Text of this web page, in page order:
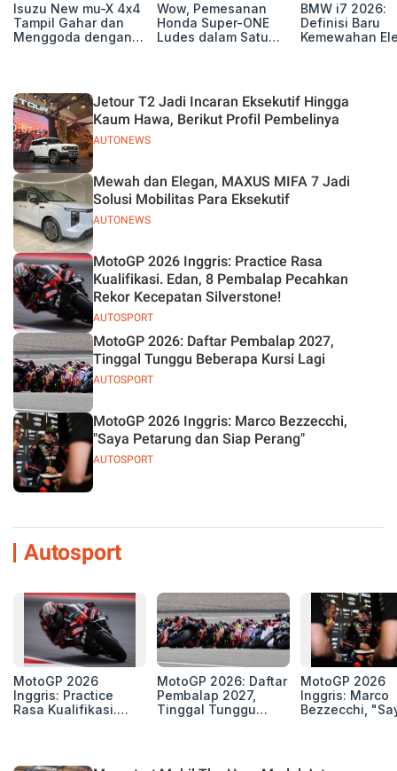
Isuzu New mu-X 4x4
Tampil Gahar dan
Menggoda dengan
Wow, Pemesanan
Honda Super-ONE
Ludes dalam Satu
BMW i7 2026:
Definisi Baru
Kemewahan
AUTONEWS
Jetour T2 Jadi Incaran Eksekutif Hingga
Kaum Hawa, Berikut Profil Pembelinya
AUTONEWS
Mewah dan Elegan, MAXUS MIFA 7 Jadi
Solusi Mobilitas Para Eksekutif
AUTOSPORT
MotoGP 2026 Inggris: Practice Rasa
Kualifikasi. Edan, 8 Pembalap Pecahkan
Rekor Kecepatan Silverstone!
AUTOSPORT
MotoGP 2026: Daftar Pembalap 2027,
Tinggal Tunggu Beberapa Kursi Lagi
AUTOSPORT
MotoGP 2026 Inggris: Marco Bezzecchi,
"Saya Petarung dan Siap Perang"
Autosport
MotoGP 2026
Inggris: Practice
Rasa Kualifikasi.
Silverstone!
MotoGP 2026: Daftar
Pembalap 2027,
Tinggal Tunggu
MotoGP 2026
Inggris: Marco
Bezzecchi,